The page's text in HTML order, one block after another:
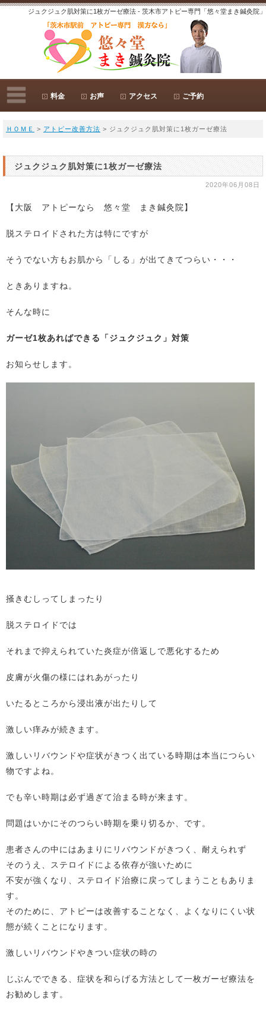
ジュクジュク肌対策に1枚ガーゼ療法 - 茨木市アトピー専門「悠々堂まき鍼灸院」
料金 お声 アクセス ご予約
ＨＯＭＥ > アトピー改善方法 > ジュクジュク肌対策に1枚ガーゼ療法
ジュクジュク肌対策に1枚ガーゼ療法
2020年06月08日
【大阪 アトピーなら 悠々堂 まき鍼灸院】
脱ステロイドされた方は特にですが
そうでない方もお肌から「しる」が出てきてつらい・・・
ときありますね。
そんな時に
ガーゼ1枚あればできる「ジュクジュク」対策
お知らせします。
掻きむしってしまったり
脱ステロイドでは
それまで抑えられていた炎症が倍返しで悪化するため
皮膚が火傷の様にはれあがったり
いたるところから浸出液が出たりして
激しい痒みが続きます。
激しいリバウンドや症状がきつく出ている時期は本当につらい
物ですよね。
でも辛い時期は必ず過ぎて治まる時が来ます。
問題はいかにそのつらい時期を乗り切るか、です。
患者さんの中にはあまりにリバウンドがきつく、耐えられず
そのうえ、ステロイドによる依存が強いために
不安が強くなり、ステロイド治療に戻ってしまうこともありま
す。
そのために、アトピーは改善することなく、よくなりにくい状
態が続くことになります。
激しいリバウンドやきつい症状の時の
じぶんでできる、症状を和らげる方法として一枚ガーゼ療法を
お勧めします。